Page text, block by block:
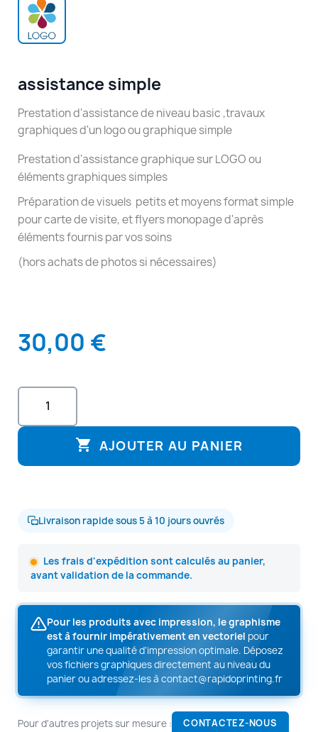
assistance simple
Prestation d'assistance de niveau basic ,travaux
graphiques d'un logo ou graphique simple
Prestation d'assistance graphique sur LOGO ou
éléments graphiques simples
Préparation de visuels petits et moyens format simple
pour carte de visite, et flyers monopage d'après
éléments fournis par vos soins
(hors achats de photos si nécessaires)
30,00 €
 AJOUTER AU PANIER
Livraison rapide sous 5 à 10 jours ouvrés
Les frais d'expédition sont calculés au panier,
avant validation de la commande.
Pour les produits avec impression, le graphisme
est à fournir impérativement en vectoriel pour
garantir une qualité d'impression optimale. Déposez
vos fichiers graphiques directement au niveau du
panier ou adressez-les àcontact@rapidoprinting.fr
Pour d'autres projets sur mesure : CONTACTEZ-NOUS